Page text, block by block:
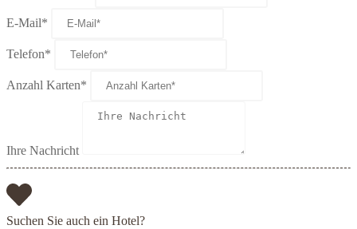
E-Mail*
Telefon*
Anzahl Karten*
Ihre Nachricht
Suchen Sie auch ein Hotel?